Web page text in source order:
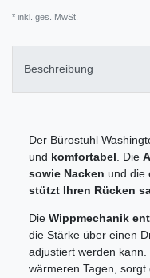
* inkl. ges. MwSt.
Beschreibung
Der Bürostuhl
und komfortabel. Die
sowie Nacken und die
stützt Ihren Rücken
Die Wippmechanik
die Stärke über einen
adjustiert werden
wärmeren Tagen, sorgt